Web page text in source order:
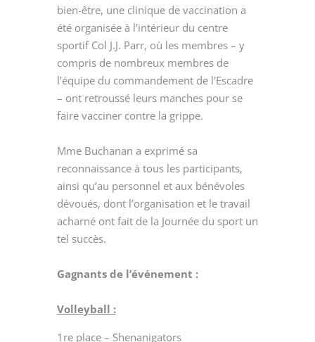
bien-être, une clinique de vaccination a
été organisée à l’intérieur du centre
sportif Col J.J. Parr, où les membres – y
compris de nombreux membres de
l’équipe du commandement de l’Escadre
– ont retroussé leurs manches pour se
faire vacciner contre la grippe.
Mme Buchanan a exprimé sa
reconnaissance à tous les participants,
ainsi qu’au personnel et aux bénévoles
dévoués, dont l’organisation et le travail
acharné ont fait de la Journée du sport un
tel succès.
Gagnants de l’événement :
Volleyball :
1 replace – Shenanigators